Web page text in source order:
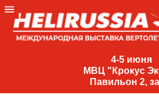
4-5 июня
МВЦ "Крокус
Павильон 2,
4-
МВЦ